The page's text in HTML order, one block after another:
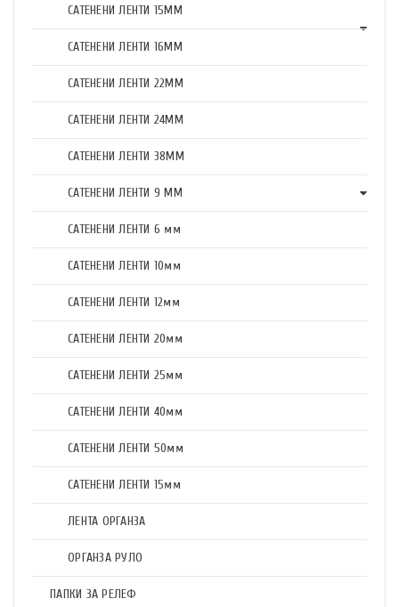
САТЕНЕНИ ЛЕНТИ 15ММ
САТЕНЕНИ ЛЕНТИ 16ММ
САТЕНЕНИ ЛЕНТИ 22ММ
САТЕНЕНИ ЛЕНТИ 24ММ
САТЕНЕНИ ЛЕНТИ 38ММ
САТЕНЕНИ ЛЕНТИ 9 ММ
САТЕНЕНИ ЛЕНТИ 6 мм
САТЕНЕНИ ЛЕНТИ 10мм
САТЕНЕНИ ЛЕНТИ 12мм
САТЕНЕНИ ЛЕНТИ 20мм
САТЕНЕНИ ЛЕНТИ 25мм
САТЕНЕНИ ЛЕНТИ 40мм
САТЕНЕНИ ЛЕНТИ 50мм
САТЕНЕНИ ЛЕНТИ 15мм
ЛЕНТА ОРГАНЗА
ОРГАНЗА РУЛО
ПАПКИ ЗА РЕЛЕФ